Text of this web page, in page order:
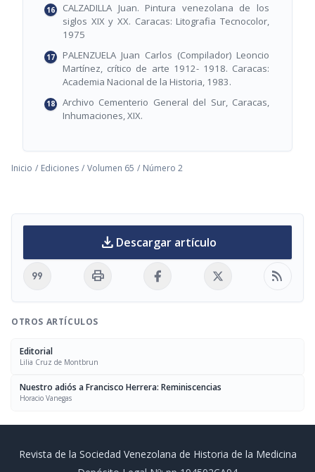
CALZADILLA Juan. Pintura venezolana de los
siglos XIX y XX. Caracas: Litografia Tecnocolor,
1975
PALENZUELA Juan Carlos (Compilador) Leoncio
Martínez, crítico de arte 1912- 1918. Caracas:
Academia Nacional de la Historia, 1983.
Archivo Cementerio General del Sur, Caracas,
Inhumaciones, XIX.
Inicio / Ediciones / Volumen 65 / Número 2
download Descargar artículo
format_quote print rss_feed
OTROS ARTÍCULOS
Editorial
Lilia Cruz de Montbrun
Nuestro adiós a Francisco Herrera: Reminiscencias
Horacio Vanegas
Revista de la Sociedad Venezolana de Historia de la Medicina